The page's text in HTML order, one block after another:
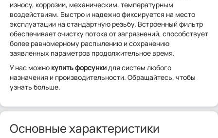
износу, коррозии, механическим, температурным
воздействиям. Быстро и надежно фиксируется на место
эксплуатации на стандартную резьбу. Встроенный фильтр
обеспечивает очистку потока от загрязнений, способствует
более равномерному распылению и сохранению
заявленных параметров продолжительное время.
У нас можно купить форсункидля систем любого
назначения и производительности. Обращайтесь, чтобы
узнать больше.
Основные характеристики